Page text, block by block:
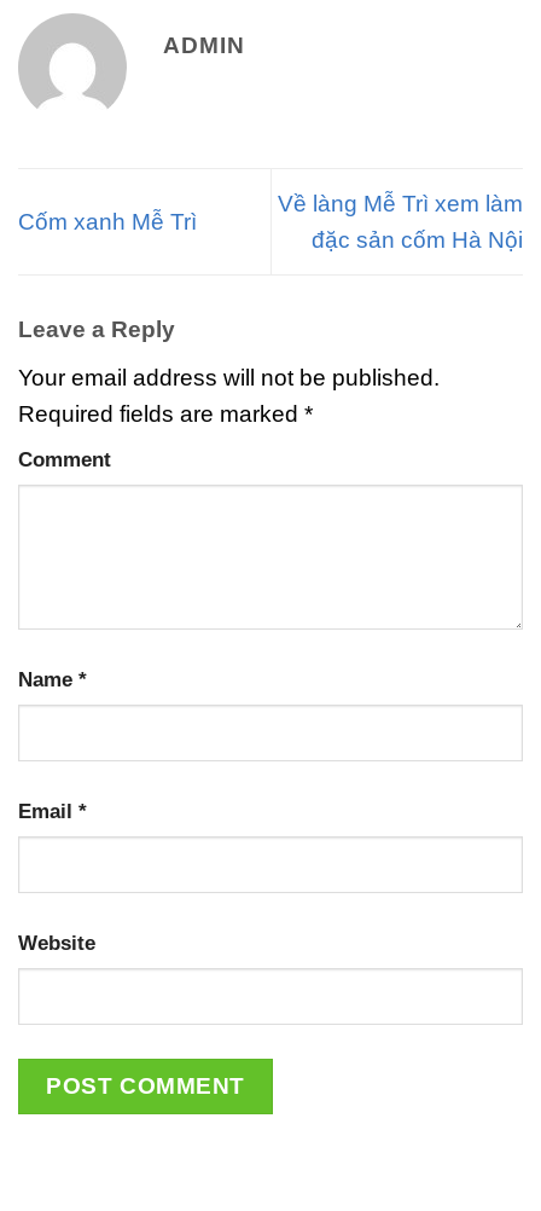
ADMIN
Cốm xanh Mễ Trì
Về làng Mễ Trì xem làm
đặc sản cốm Hà Nội
Leave a Reply
Your email address will not be published.
Required fields are marked *
Comment
Name *
Email *
Website